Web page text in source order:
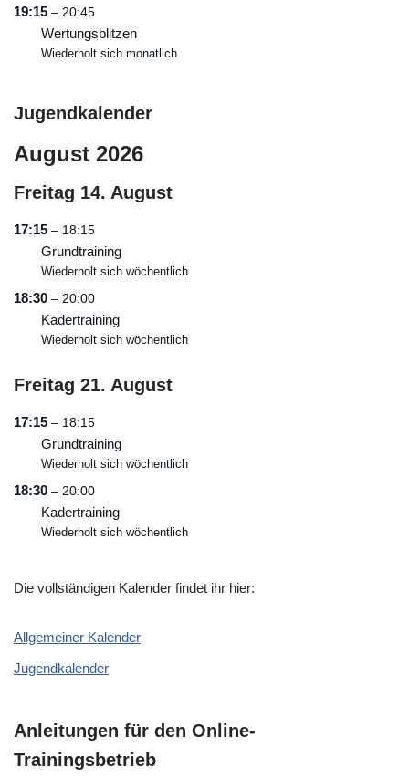
19:15 – 20:45
Wertungsblitzen
Wiederholt sich monatlich
Jugendkalender
August 2026
Freitag 14. August
17:15 – 18:15
Grundtraining
Wiederholt sich wöchentlich
18:30 – 20:00
Kadertraining
Wiederholt sich wöchentlich
Freitag 21. August
17:15 – 18:15
Grundtraining
Wiederholt sich wöchentlich
18:30 – 20:00
Kadertraining
Wiederholt sich wöchentlich
Die vollständigen Kalender findet ihr hier:
Allgemeiner Kalender
Jugendkalender
Anleitungen für den Online-
Trainingsbetrieb